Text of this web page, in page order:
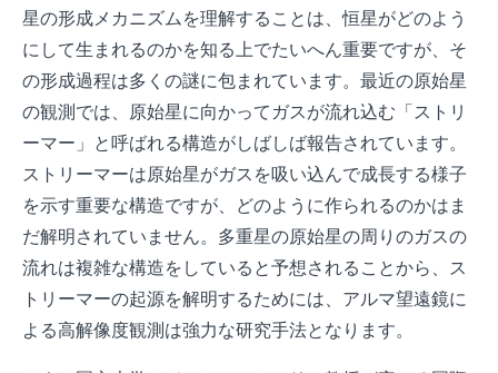
星の形成メカニズムを理解することは、恒星がどのよう
にして生まれるのかを知る上でたいへん重要ですが、そ
の形成過程は多くの謎に包まれています。最近の原始星
の観測では、原始星に向かってガスが流れ込む「ストリ
ーマー」と呼ばれる構造がしばしば報告されています。
ストリーマーは原始星がガスを吸い込んで成長する様子
を示す重要な構造ですが、どのように作られるのかはま
だ解明されていません。多重星の原始星の周りのガスの
流れは複雑な構造をしていると予想されることから、ス
トリーマーの起源を解明するためには、アルマ望遠鏡に
よる高解像度観測は強力な研究手法となります。